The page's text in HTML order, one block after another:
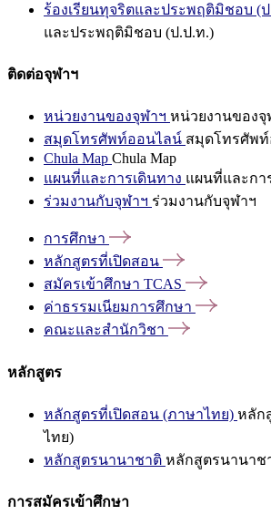
ร้องเรียนทุจริตและประพฤติมิชอบ (
และประพฤติมิชอบ (ป.ป.ท.)
ติดต่อจุฬาฯ
หน่วยงานของจุฬาฯ หน่วยงานของจุ
สมุดโทรศัพท์ออนไลน์ สมุดโทรศัพ
Chula Map Chula Map
แผนที่และการเดินทาง แผนที่และกา
ร่วมงานกับจุฬาฯ ร่วมงานกับจุฬาฯ
การศึกษา
หลักสูตรที่เปิดสอน
สมัครเข้าศึกษา TCAS
ค่าธรรมเนียมการศึกษา
คณะและสำนักวิชา
หลักสูตร
หลักสูตรที่เปิดสอน (ภาษาไทย) หลัก
ไทย)
หลักสูตรนานาชาติ หลักสูตรนานาช
การสมัครเข้าศึกษา